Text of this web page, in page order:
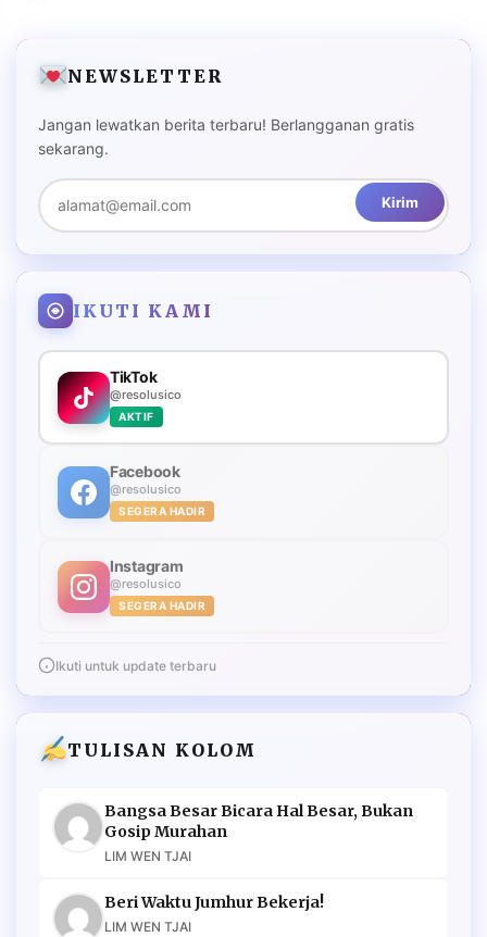
NEWSLETTER
Jangan lewatkan berita terbaru! Berlangganan gratis
sekarang.
Kirim
IKUTI KAMI
TikTok
@resolusico
AKTIF
Facebook
@resolusico
SEGERA HADIR
Instagram
@resolusico
SEGERA HADIR
Ikuti untuk update terbaru
TULISAN KOLOM
Bangsa Besar Bicara Hal Besar, Bukan
Gosip Murahan
LIM WEN TJAI
Beri Waktu Jumhur Bekerja!
LIM WEN TJAI